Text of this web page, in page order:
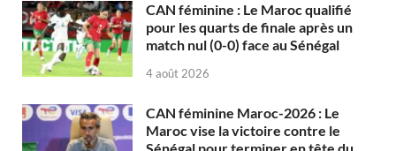
CAN féminine : Le Maroc qualifié
pour les quarts de finale après un
match nul (0-0) face au Sénégal
4 août 2026
CAN féminine Maroc-2026 : Le
Maroc vise la victoire contre le